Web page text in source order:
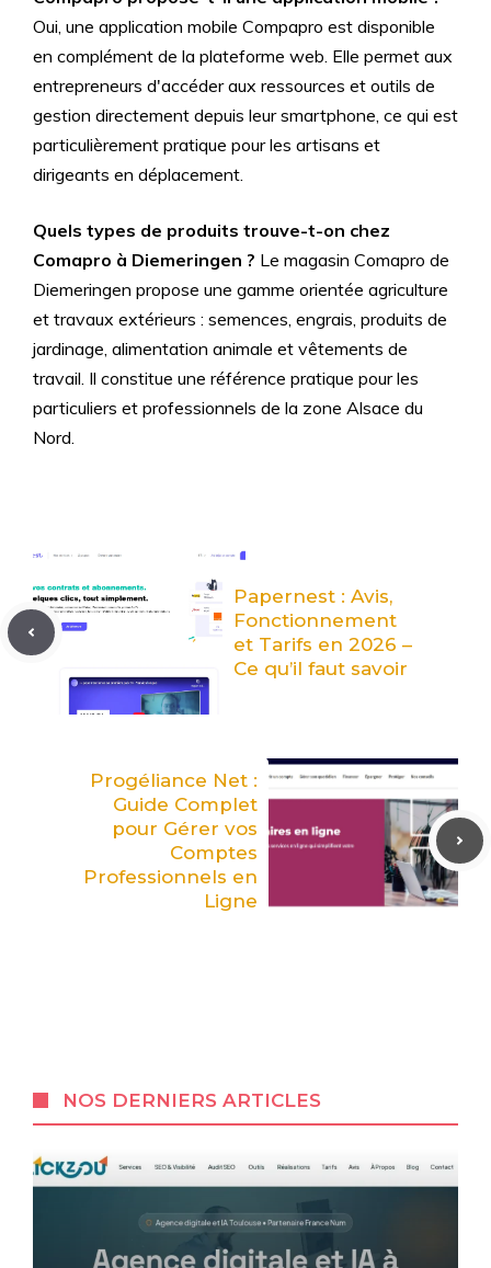
Oui, une application mobile Compapro est disponible
en complément de la plateforme web. Elle permet aux
entrepreneurs d'accéder aux ressources et outils de
gestion directement depuis leur smartphone, ce qui est
particulièrement pratique pour les artisans et
dirigeants en déplacement.
Quels types de produits trouve-t-on chez
Comapro à Diemeringen ? Le magasin Comapro de
Diemeringen propose une gamme orientée agriculture
et travaux extérieurs : semences, engrais, produits de
jardinage, alimentation animale et vêtements de
travail. Il constitue une référence pratique pour les
particuliers et professionnels de la zone Alsace du
Nord.
Papernest : Avis,
Fonctionnement
et Tarifs en 2026 –
Ce qu’il faut savoir
Progéliance Net :
Guide Complet
pour Gérer vos
Comptes
Professionnels en
Ligne
NOS DERNIERS ARTICLES